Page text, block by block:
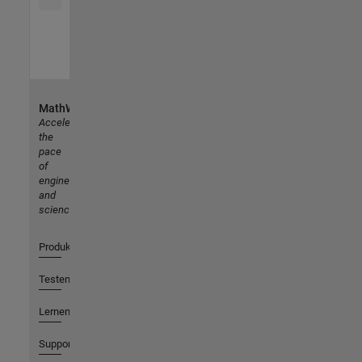
MathWorks
Accelerating
the
pace
of
engineering
and
science
Produkte
Testen oder Kaufen
Lernen
Support